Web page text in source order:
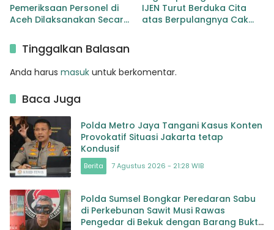
Pemeriksaan Personel di
Aceh Dilaksanakan Secara
Transparan
IJEN Turut Berduka Cita
atas Berpulangnya Cak
Tinggalkan Balasan
Anda harus masuk untuk berkomentar.
Baca Juga
Polda Metro Jaya Tangani Kasus Konten
Provokatif Situasi Jakarta tetap
Kondusif
Berita 7 Agustus 2026 - 21:28 WIB
Polda Sumsel Bongkar Peredaran Sabu
di Perkebunan Sawit Musi Rawas
Pengedar di Bekuk dengan Barang Bukti